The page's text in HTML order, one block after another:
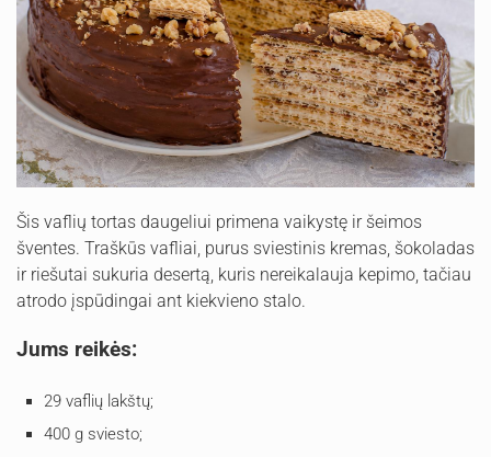
Šis vaflių tortas daugeliui primena vaikystę ir šeimos
šventes. Traškūs vafliai, purus sviestinis kremas, šokoladas
ir riešutai sukuria desertą, kuris nereikalauja kepimo, tačiau
atrodo įspūdingai ant kiekvieno stalo.
Jums reikės:
29 vaflių lakštų;
400 g sviesto;